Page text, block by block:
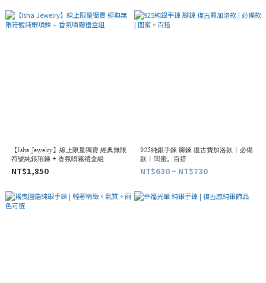
【Isha Jewelry】線上限量獨賣 經典無限
符號純銀項鍊 + 香氛噴霧禮盒組
NT$1,850
925純銀手鍊 腳鍊 復古費加洛款 | 必備
款 | 閨蜜。百搭
NT$630 ~ NT$730